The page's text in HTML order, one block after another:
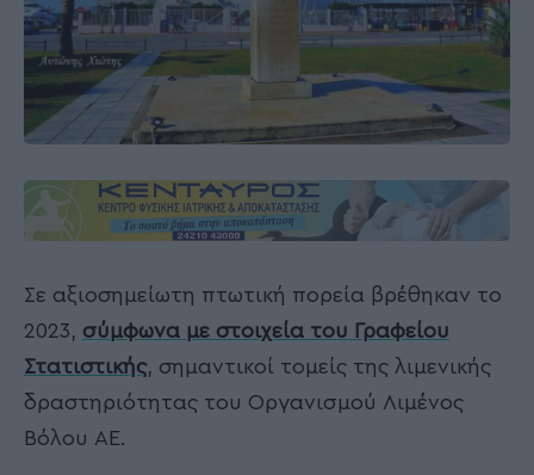
Σε αξιοσημείωτη πτωτική πορεία βρέθηκαν το
2023, σύμφωνα με στοιχεία του Γραφείου
Στατιστικής, σημαντικοί τομείς της λιμενικής
δραστηριότητας του Οργανισμού Λιμένος
Βόλου ΑΕ.